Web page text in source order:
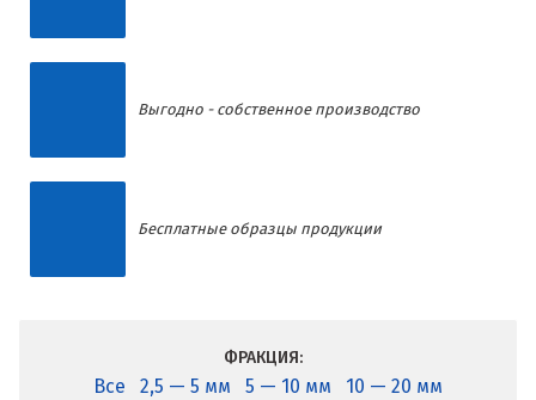
Выгодно - собственное производство
Бесплатные образцы продукции
ФРАКЦИЯ:
Все 2,5 — 5 мм 5 — 10 мм
10 — 20 мм